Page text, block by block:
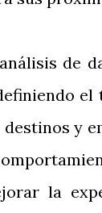
de
el
destinos y
la